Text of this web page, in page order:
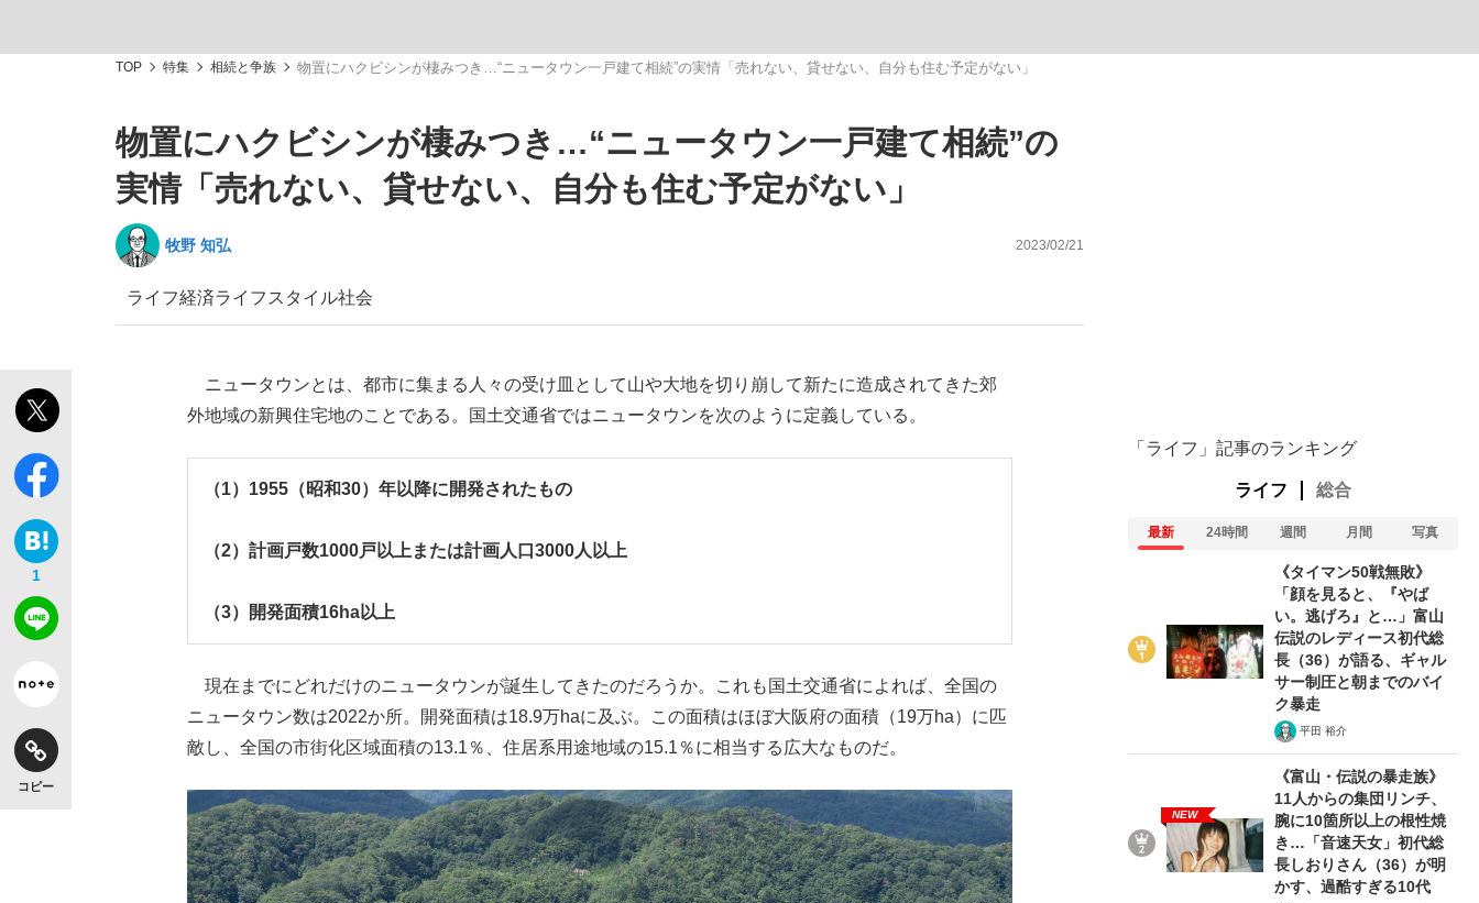
もっと見る
the Style
TOP 特集 相続と争族 物置にハクビシンが棲みつき…“ニュータウン一戸建て相続”の実情「売れない、貸せない、自分も住む予定がない」
物置にハクビシンが棲みつき…“ニュータウン一戸建て相続”の
実情「売れない、貸せない、自分も住む予定がない」
牧野 知弘 2023/02/21
ライフ経済ライフスタイル社会
1
コピー
ニュータウンとは、都市に集まる人々の受け皿として山や大地を切り崩して新たに造成されてきた郊
外地域の新興住宅地のことである。国土交通省ではニュータウンを次のように定義している。
（1）1955（昭和30）年以降に開発されたもの
（2）計画戸数1000戸以上または計画人口3000人以上
（3）開発面積16ha以上
現在までにどれだけのニュータウンが誕生してきたのだろうか。これも国土交通省によれば、全国の
ニュータウン数は2022か所。開発面積は18.9万haに及ぶ。この面積はほぼ大阪府の面積（19万ha）に匹
敵し、全国の市街化区域面積の13.1％、住居系用途地域の15.1％に相当する広大なものだ。
「ライフ」記事のランキング
ライフ 総合
最新 24時間 週間 月間 写真
《タイマン50戦無敗》
「顔を見ると、『やば
い。逃げろ』と…」富山
伝説のレディース初代総
長（36）が語る、ギャル
サー制圧と朝までのバイ
ク暴走
平田 裕介
NEW
《富山・伝説の暴走族》
11人からの集団リンチ、
腕に10箇所以上の根性焼
き…「音速天女」初代総
長しおりさん（36）が明
かす、過酷すぎる10代